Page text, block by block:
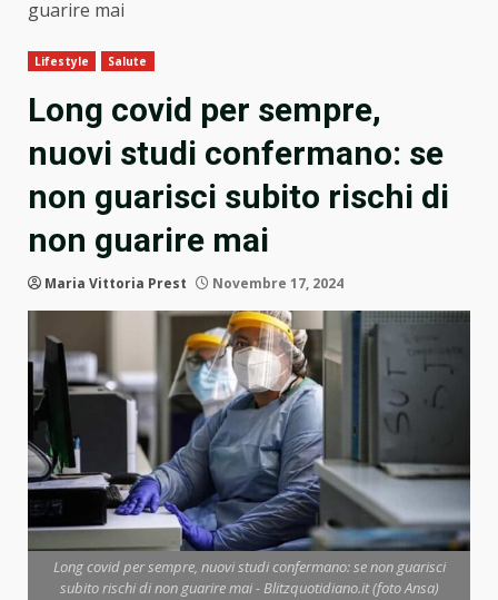
guarire mai
Lifestyle Salute
Long covid per sempre,
nuovi studi confermano: se
non guarisci subito rischi di
non guarire mai
Maria Vittoria Prest Novembre 17, 2024
Long covid per sempre, nuovi studi confermano: se non guarisci
subito rischi di non guarire mai - Blitzquotidiano.it (foto Ansa)